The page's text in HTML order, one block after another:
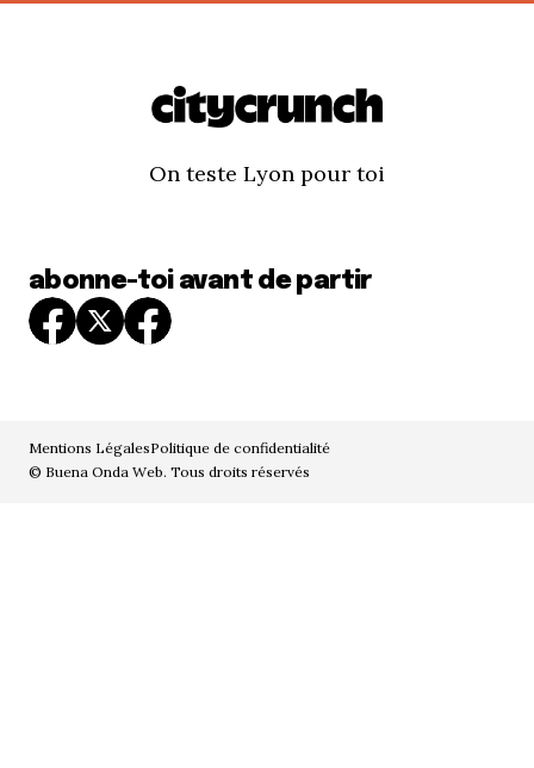
On teste Lyon pour toi
abonne-toi avant de partir
Mentions LégalesPolitique de confidentialité
© Buena Onda Web. Tous droits réservés